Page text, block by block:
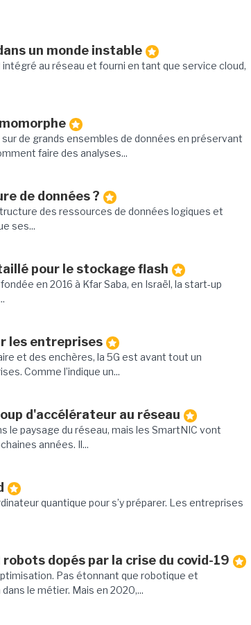
un monde instable
au réseau et fourni en tant que service cloud,
de grands ensembles de données en préservant
faire des analyses...
de données ?
des ressources de données logiques et
ses...
pour le stockage flash
en 2016 à Kfar Saba, en Israël, la start-up
les entreprises
et des enchères, la 5G est avant tout un
Comme l’indique un...
d'accélérateur au réseau
le paysage du réseau, mais les SmartNIC vont
années. Il...
quantique pour s’y préparer. Les entreprises
dopés par la crise du covid-19
Pas étonnant que robotique et
le métier. Mais en 2020,...